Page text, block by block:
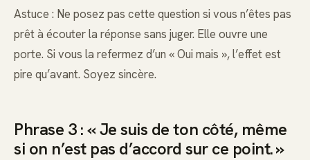
Astuce : Ne posez pas cette question si vous n’êtes pas
prêt à écouter la réponse sans juger. Elle ouvre une
porte. Si vous la refermez d’un « Oui mais », l’effet est
pire qu’avant. Soyez sincère.
Phrase 3 : « Je suis de ton côté, même
si on n’est pas d’accord sur ce point. »